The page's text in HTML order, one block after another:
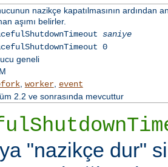
nazikçe kapatılmasının ardından
aşımı belirler.
saniye
0
geneli
, worker, event
2.2 ve sonrasında mevcuttur
"nazikçe dur"